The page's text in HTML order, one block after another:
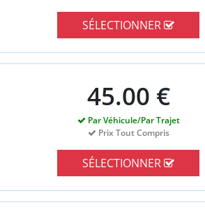
SÉLECTIONNER
45.00 €
Par Véhicule/Par Trajet
Prix Tout Compris
SÉLECTIONNER